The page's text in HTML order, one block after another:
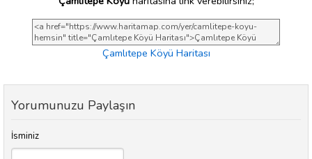
Çamlıtepe Köyü Haritası
Yorumunuzu Paylaşın
İsminiz